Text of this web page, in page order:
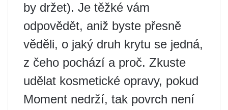
by držet). Je těžké vám
odpovědět, aniž byste přesně
věděli, o jaký druh krytu se jedná,
z čeho pochází a proč. Zkuste
udělat kosmetické opravy, pokud
Moment nedrží, tak povrch není